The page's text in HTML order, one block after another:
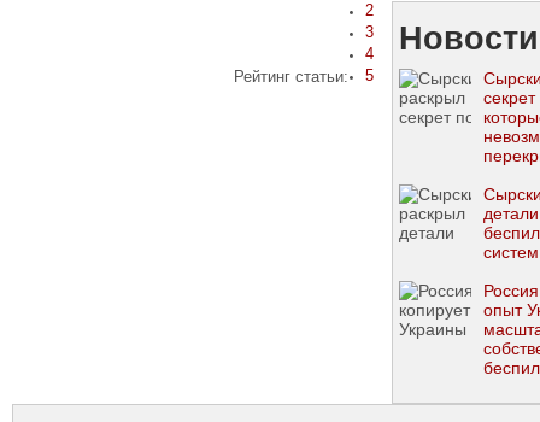
Рейтинг статьи:
2
3
4
5
систем
опыт